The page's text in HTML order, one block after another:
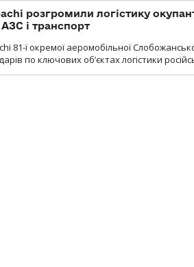
розгромили логістику
і транспорт
81-ї окремої аеромобільної
по ключових об’єктах логістики